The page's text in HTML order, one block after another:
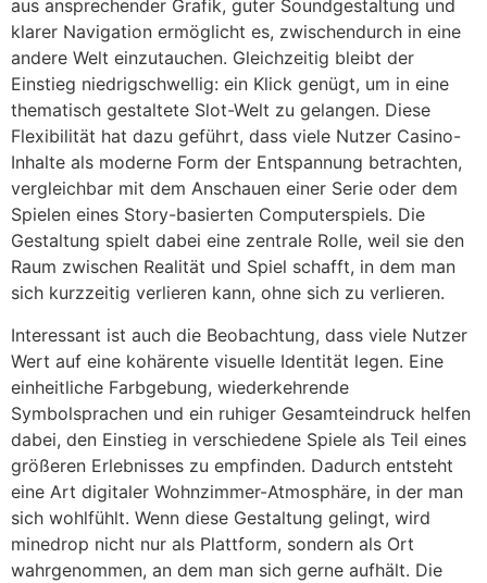
aus ansprechender Grafik, guter Soundgestaltung und
klarer Navigation ermöglicht es, zwischendurch in eine
andere Welt einzutauchen. Gleichzeitig bleibt der
Einstieg niedrigschwellig: ein Klick genügt, um in eine
thematisch gestaltete Slot-Welt zu gelangen. Diese
Flexibilität hat dazu geführt, dass viele Nutzer Casino-
Inhalte als moderne Form der Entspannung betrachten,
vergleichbar mit dem Anschauen einer Serie oder dem
Spielen eines Story-basierten Computerspiels. Die
Gestaltung spielt dabei eine zentrale Rolle, weil sie den
Raum zwischen Realität und Spiel schafft, in dem man
sich kurzzeitig verlieren kann, ohne sich zu verlieren.
Interessant ist auch die Beobachtung, dass viele Nutzer
Wert auf eine kohärente visuelle Identität legen. Eine
einheitliche Farbgebung, wiederkehrende
Symbolsprachen und ein ruhiger Gesamteindruck helfen
dabei, den Einstieg in verschiedene Spiele als Teil eines
größeren Erlebnisses zu empfinden. Dadurch entsteht
eine Art digitaler Wohnzimmer-Atmosphäre, in der man
sich wohlfühlt. Wenn diese Gestaltung gelingt, wird
minedrop nicht nur als Plattform, sondern als Ort
wahrgenommen, an dem man sich gerne aufhält. Die